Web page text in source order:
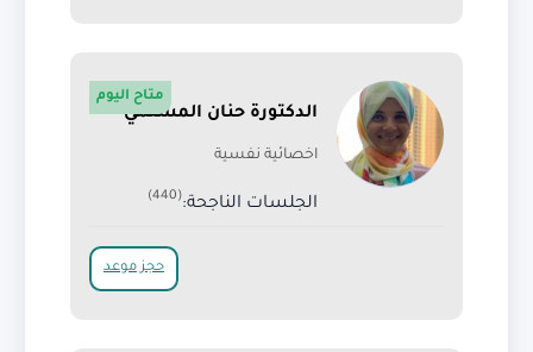
الدكتورة حنان المسلمي
اخصائية نفسية
الجلسات الناجحة:(440)
متاح اليوم
حجز موعد